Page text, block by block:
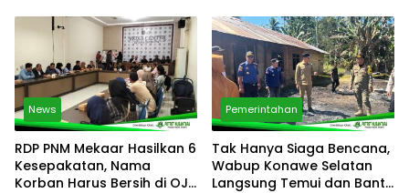
News
RDP PNM Mekaar Hasilkan 6
Kesepakatan, Nama
Korban Harus Bersih di OJK
Pemerintahan
Tak Hanya Siaga Bencana,
Wabup Konawe Selatan
Langsung Temui dan Bantu